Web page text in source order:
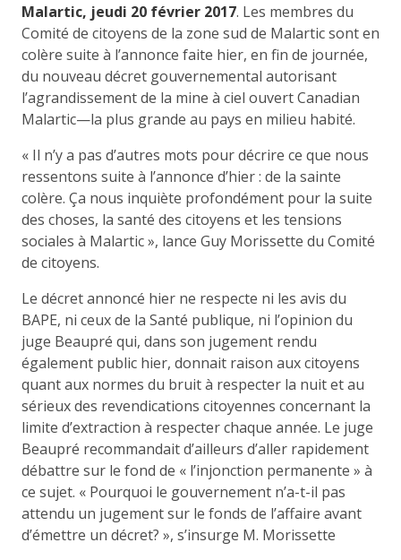
Malartic, jeudi 20 février 2017. Les membres du
Comité de citoyens de la zone sud de Malartic sont en
colère suite à l’annonce faite hier, en fin de journée,
du nouveau décret gouvernemental autorisant
l’agrandissement de la mine à ciel ouvert Canadian
Malartic—la plus grande au pays en milieu habité.
« Il n’y a pas d’autres mots pour décrire ce que nous
ressentons suite à l’annonce d’hier : de la sainte
colère. Ça nous inquiète profondément pour la suite
des choses, la santé des citoyens et les tensions
sociales à Malartic », lance Guy Morissette du Comité
de citoyens.
Le décret annoncé hier ne respecte ni les avis du
BAPE, ni ceux de la Santé publique, ni l’opinion du
juge Beaupré qui, dans son jugement rendu
également public hier, donnait raison aux citoyens
quant aux normes du bruit à respecter la nuit et au
sérieux des revendications citoyennes concernant la
limite d’extraction à respecter chaque année. Le juge
Beaupré recommandait d’ailleurs d’aller rapidement
débattre sur le fond de « l’injonction permanente » à
ce sujet. « Pourquoi le gouvernement n’a-t-il pas
attendu un jugement sur le fonds de l’affaire avant
d’émettre un décret? », s’insurge M. Morissette